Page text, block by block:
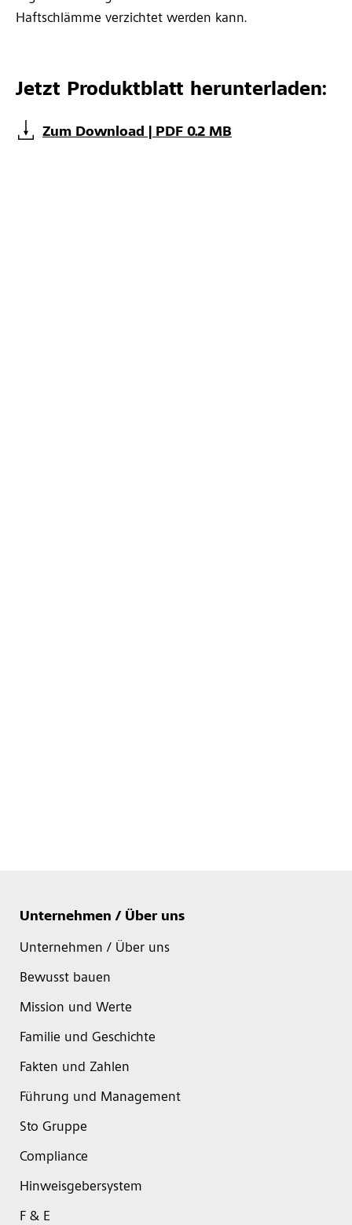
Haftschlämme verzichtet werden kann.
Jetzt Produktblatt herunterladen:
Zum Download | PDF 0.2 MB
Unternehmen / Über uns
Unternehmen / Über uns
Bewusst bauen
Mission und Werte
Familie und Geschichte
Fakten und Zahlen
Führung und Management
Sto Gruppe
Compliance
Hinweisgebersystem
F & E